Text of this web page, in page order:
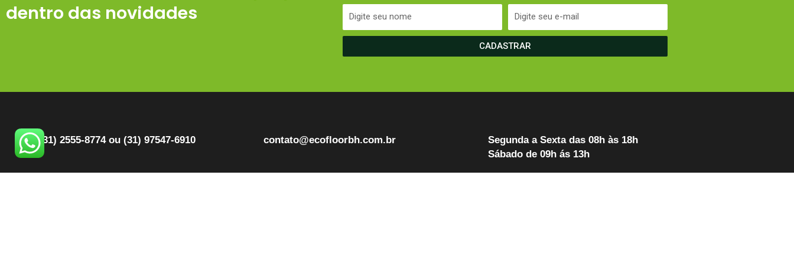
dentro das novidades
CADASTRAR
(31) 2555-8774 ou (31) 97547-6910 contato@ecofloorbh.com.br
Segunda a Sexta das 08h às 18h
Sábado de 09h ás 13h